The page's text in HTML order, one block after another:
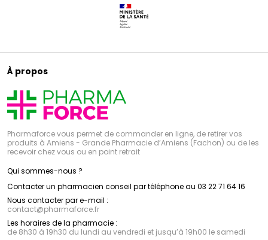
À propos
Pharmaforce vous permet de commander en ligne, de retirer vos
produits à Amiens - Grande Pharmacie d’Amiens (Fachon) ou de les
recevoir chez vous ou en point retrait
Qui sommes-nous ?
Contacter un pharmacien conseil par téléphone au 03 22 71 64 16
Nous contacter par e-mail :
contact@pharmaforce.fr
Les horaires de la pharmacie :
de 8h30 à 19h30 du lundi au vendredi et jusqu’à 19h00 le samedi